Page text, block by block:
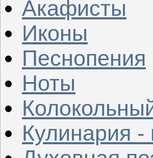
Акафисты
Иконы
Песнопения
Ноты
Кулинария -